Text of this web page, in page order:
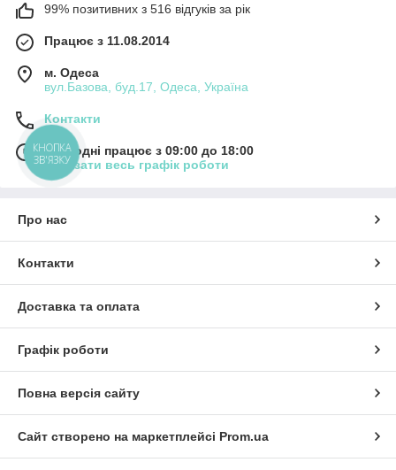
99% позитивних з 516 відгуків за рік
Працює з 11.08.2014
м. Одеса
вул.Базова, буд.17, Одеса, Україна
Контакти
Сьогодні працює з 09:00 до 18:00
Показати весь графік роботи
Про нас
Контакти
Доставка та оплата
Графік роботи
Повна версія сайту
Сайт створено на маркетплейсі Prom.ua
КНОПКА
ЗВ'ЯЗКУ